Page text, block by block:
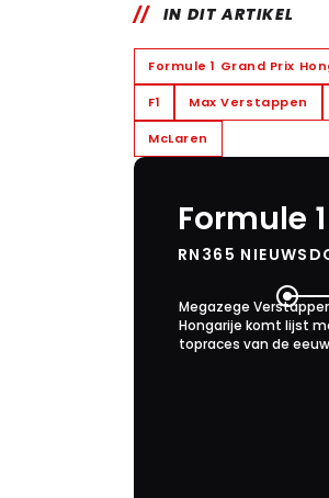
IN DIT ARTIKEL
Formule 1 Grand Prix
F1 Max Verstappen
McLaren
Formule
RN365
Megazege
Hongarije komt lijst
topraces van de